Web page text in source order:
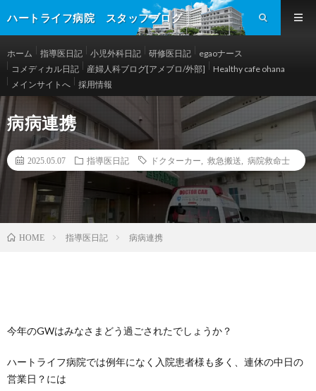
ハートライフ病院 スタッフブログ
ホーム 指導医日記 小児外科日記 研修医日記
egaoナース
コメディカル日記
産婦人科ブログ[アメブロ/外部]
Healthy cafe ohana
メインサイトへ
採用情報
病病連携
2025.05.07 指導医日記 ドクターカー 救急搬送 病院救命士
HOME 指導医日記 病病連携
今年のGWはみなさまどう過ごされたでしょうか？
ハートライフ病院では例年になく入院患者様も多く、連休の中日の
営業日？には